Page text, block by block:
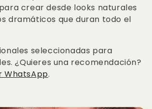
crear desde looks naturales
dramáticos que duran todo el
seleccionadas para
¿Quieres una recomendación?
WhatsApp.